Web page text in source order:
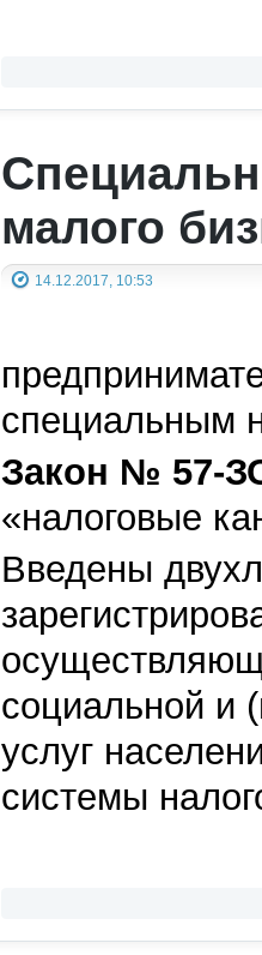
малого
14.12.2017, 10:53
специальным
Закон № 57-
«налоговые
Введены
социальной и
услуг
системы